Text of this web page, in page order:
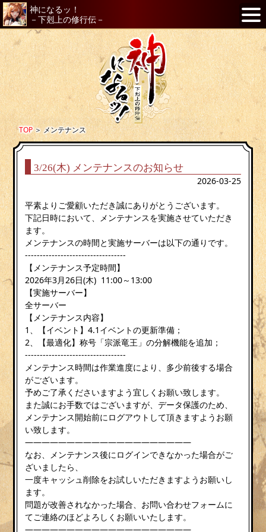
神になるッ！
－下剋上の修行伝－
TOP＞メンテナンス
3/26(木) メンテナンスのお知らせ
2026-03-25
平素よりご愛顧いただき誠にありがとうございます。
下記日時において、メンテナンスを実施させていただき
ます。
メンテナンスの時間と実施サーバーは以下の通りです。
----------------------------------
【メンテナンス予定時間】
2026年3月26日(木) 11:00～13:00
【実施サーバー】
全サーバー
【メンテナンス内容】
1、【イベント】4.1イベントの更新準備；
2、【最適化】称号「宗派竜王」の分解機能を追加；
----------------------------------
メンテナンス時間は作業進度により、多少前後する場合
がございます。
予めご了承くださいますよう宜しくお願い致します。
また誠にお手数ではございますが、データ保護のため、
メンテナンス開始前にログアウトして頂きますようお願
い致します。
————————————————————
なお、メンテナンス後にログインできなかった場合がご
ざいましたら、
一度キャッシュ削除をお試しいただきますようお願いし
ます。
問題が改善されなかった場合、お問い合わせフォームに
てご連絡のほどよろしくお願いいたします。
————————————————————